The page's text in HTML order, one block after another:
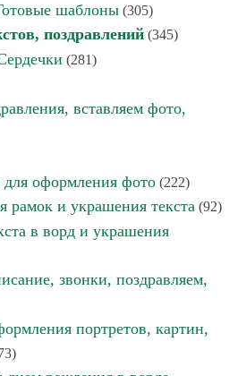
шаблоны (305)
поздравлений (345)
(281)
вставляем фото,
оформления фото (222)
рамок и украшения текста (92)
в ворд и украшения
звонки, поздравляем,
портретов, картин,